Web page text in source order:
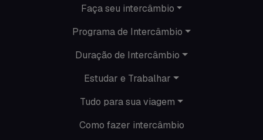
Intercâmbio de férias
Minhas histórias na Austrália
Nova Zelândia
O que acontece na AC
Faça seu intercâmbio
Programa de Intercâmbio
Duração de Intercâmbio
Estudar e Trabalhar
Tudo para sua viagem
Como fazer intercâmbio